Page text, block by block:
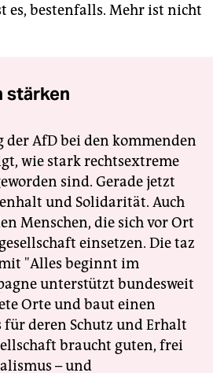
es, bestenfalls. Mehr ist nicht
stärken
der AfD bei den kommenden
wie stark rechtsextreme
sind. Gerade jetzt
und Solidarität. Auch
Menschen, die sich vor Ort
einsetzen. Die taz
"Alles beginnt im
unterstützt bundesweit
Orte und baut einen
für deren Schutz und Erhalt
braucht guten, frei
– und